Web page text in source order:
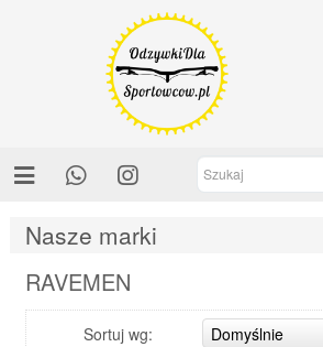
Nasze marki
RAVEMEN
Sortuj wg: